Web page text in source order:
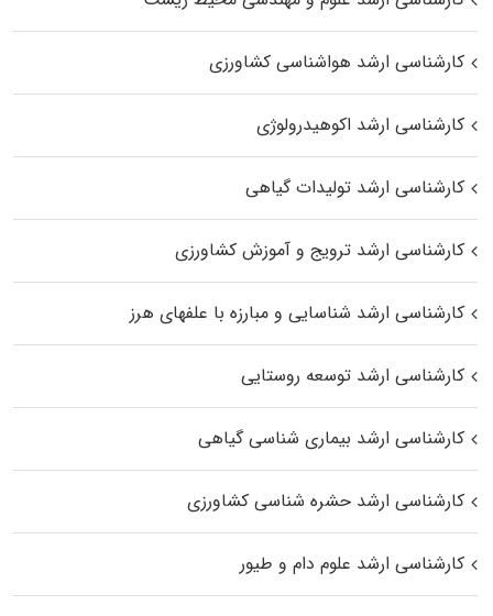
کارشناسی ارشد هواشناسی کشاورزی
کارشناسی ارشد اکوهیدرولوژی
کارشناسی ارشد تولیدات گیاهی
کارشناسی ارشد ترویج و آموزش کشاورزی
کارشناسی ارشد شناسایی و مبارزه با علفهای هرز
کارشناسی ارشد توسعه روستایی
کارشناسی ارشد بیماری‌ شناسی گیاهی
کارشناسی ارشد حشره‌ شناسی کشاورزی
کارشناسی ارشد علوم دام و طیور